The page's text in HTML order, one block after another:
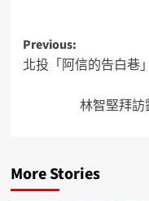
Previous:
北投「阿信的告白巷
林智堅拜訪
More Stories